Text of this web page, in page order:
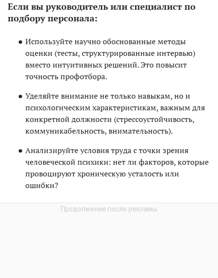
Если вы руководитель или специалист по
подбору персонала:
Используйте научно обоснованные методы
оценки (тесты, структурированные интервью)
вместо интуитивных решений. Это повысит
точность профотбора.
Уделяйте внимание не только навыкам, но и
психологическим характеристикам, важным для
конкретной должности (стрессоустойчивость,
коммуникабельность, внимательность).
Анализируйте условия труда с точки зрения
человеческой психики: нет ли факторов, которые
провоцируют хроническую усталость или
ошибки?